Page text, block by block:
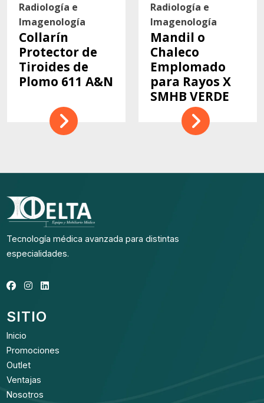
Radiología e
Imagenología
Collarín
Protector de
Tiroides de
Plomo 611 A&N
Radiología e
Imagenología
Mandil o
Chaleco
Emplomado
para Rayos X
SMHB VERDE
Tecnología médica avanzada para distintas
especialidades.
SITIO
Inicio
Promociones
Outlet
Ventajas
Nosotros